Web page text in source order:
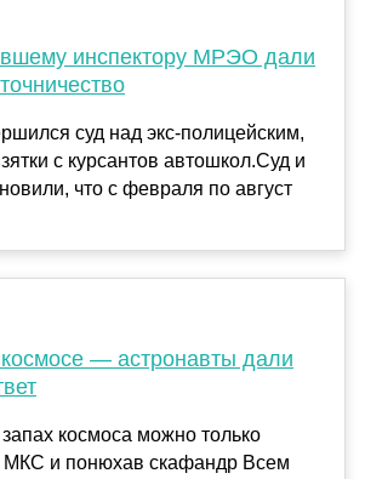
инспектору МРЭО дали
суд над экс-полицейским,
с курсантов автошкол.Суд и
что с февраля по август
— астронавты дали
космоса можно только
МКС и понюхав скафандр Всем